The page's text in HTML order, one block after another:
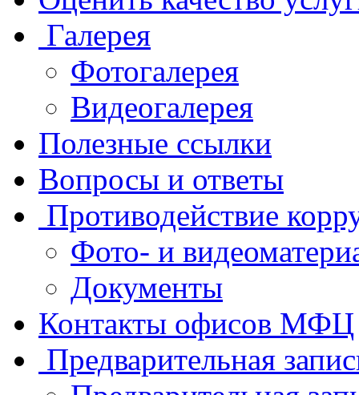
Галерея
Фотогалерея
Видеогалерея
Полезные ссылки
Вопросы и ответы
Противодействие
Фото- и
Документы
Контакты офисов МФЦ
Предварительная